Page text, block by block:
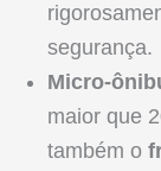
segurança.
Micro-
maior que
também o